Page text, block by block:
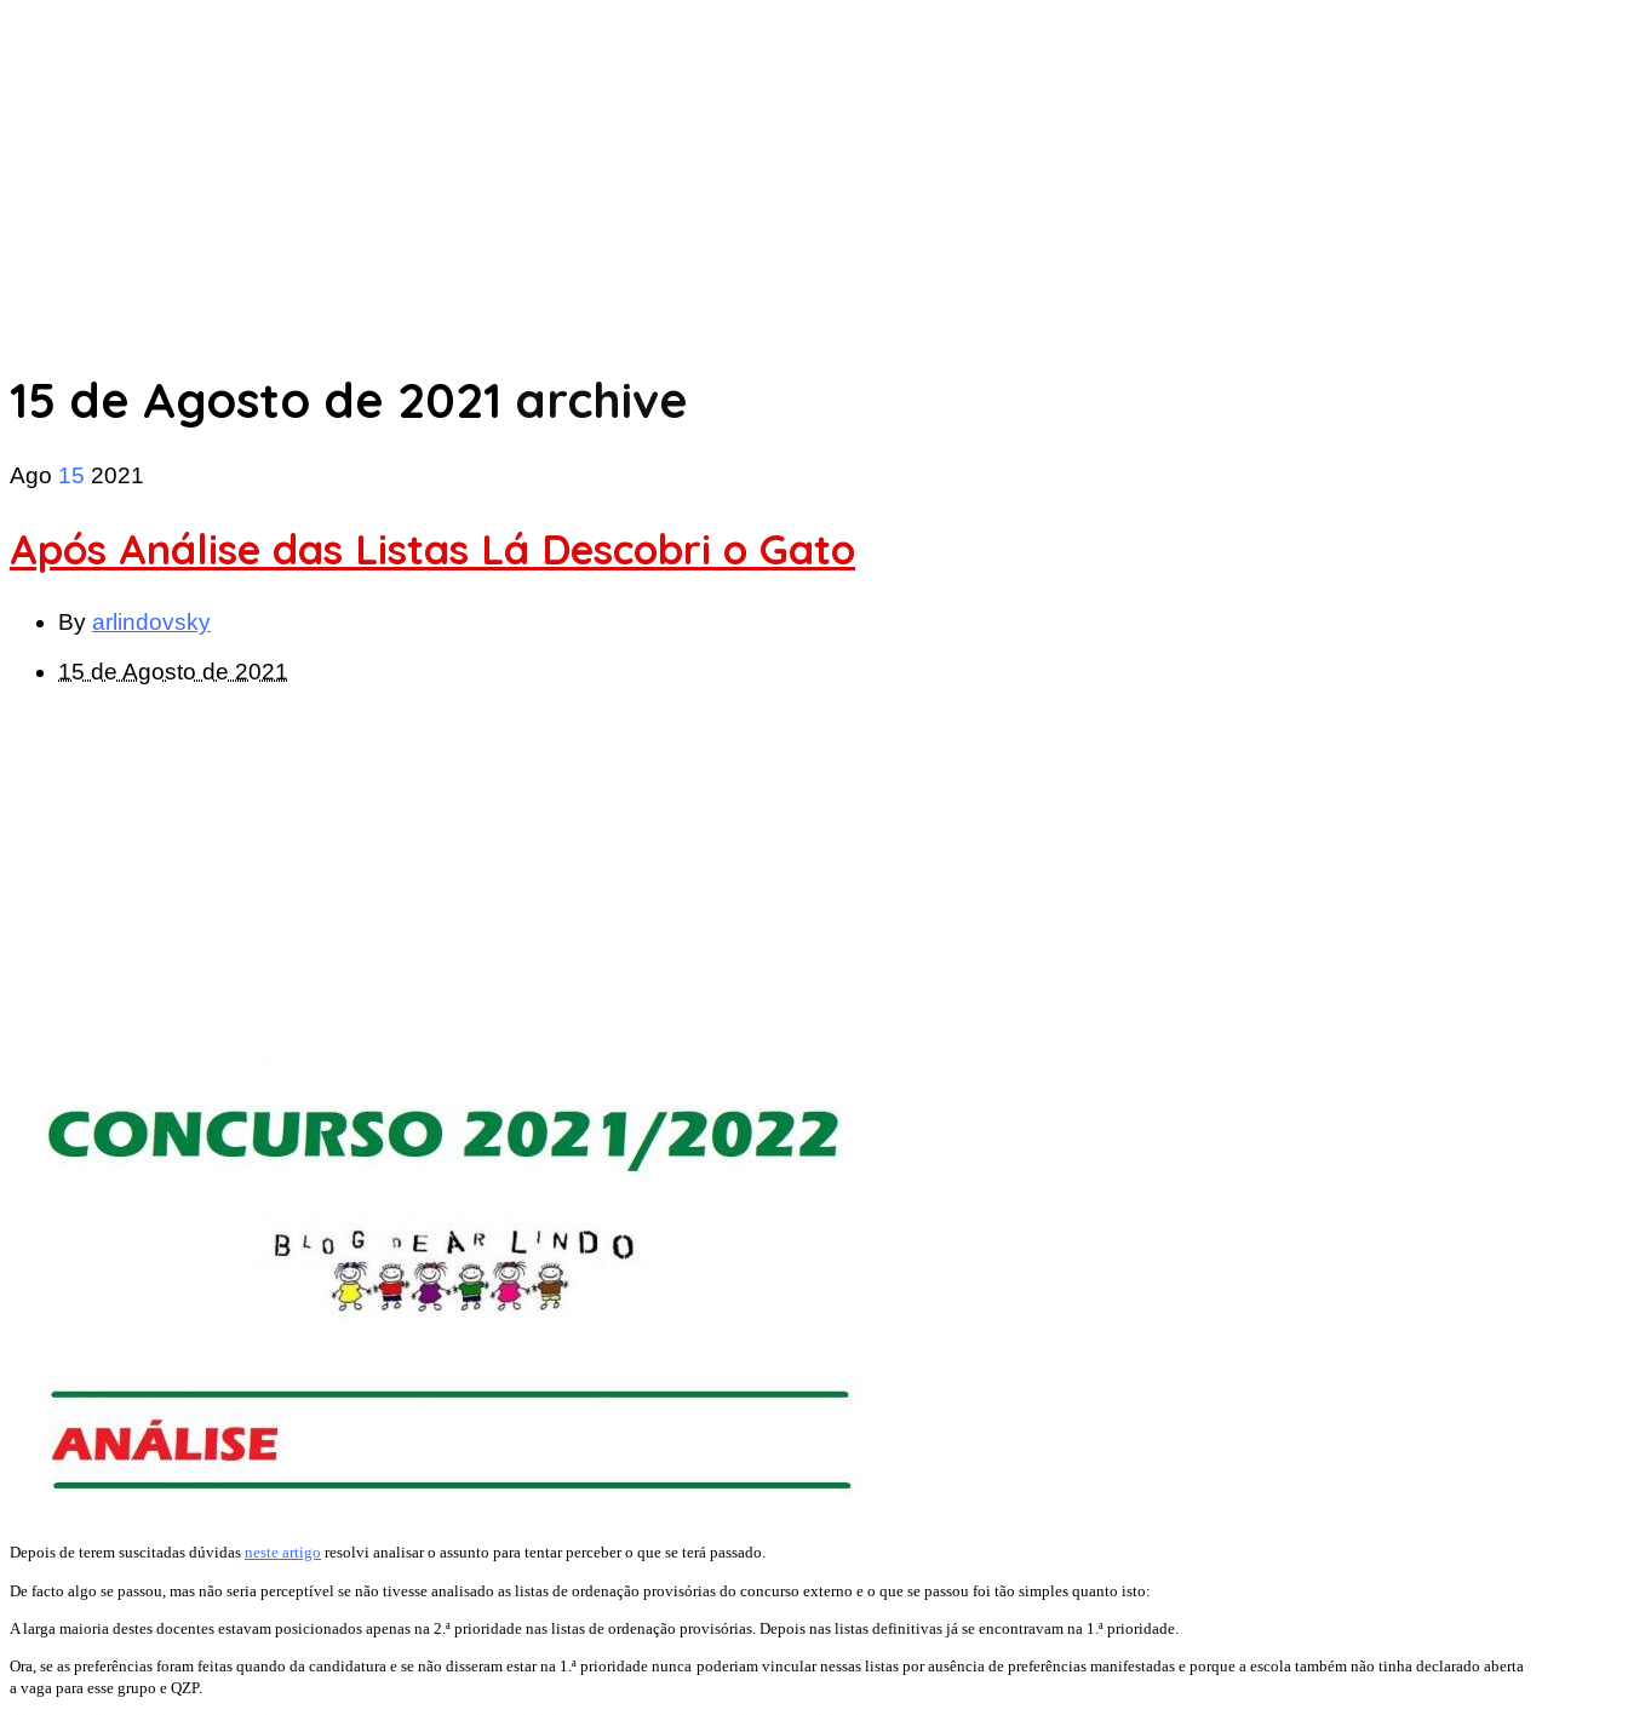
15 de Agosto de 2021 archive
Ago 15 2021
Após Análise das Listas Lá Descobri o Gato
By arlindovsky
15 de Agosto de 2021
Depois de terem suscitadas dúvidas neste artigo resolvi analisar o assunto para tentar perceber o que se terá passado.
De facto algo se passou, mas não seria perceptível se não tivesse analisado as listas de ordenação provisórias do concurso externo e o que se passou foi tão simples quanto isto:
A larga maioria destes docentes estavam posicionados apenas na 2.ª prioridade nas listas de ordenação provisórias. Depois nas listas definitivas já se encontravam na 1.ª prioridade.
Ora, se as preferências foram feitas quando da candidatura e se não disseram estar na 1.ª prioridade nunca poderiam vincular nessas listas por ausência de preferências manifestadas e porque a escola também não tinha declarado aberta
a vaga para esse grupo e QZP.